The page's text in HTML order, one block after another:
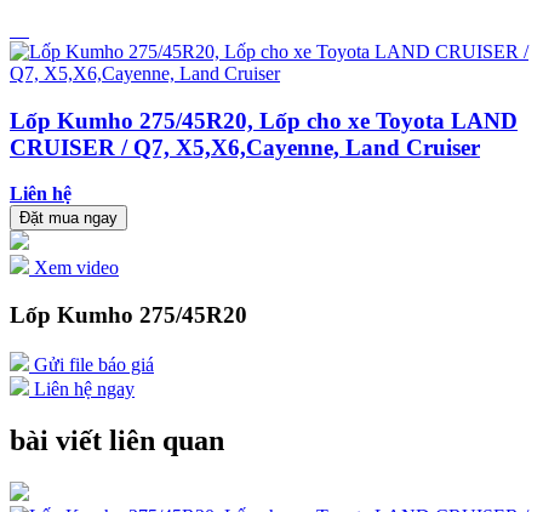
Lốp Kumho 275/45R20, Lốp cho xe Toyota LAND
CRUISER / Q7, X5,X6,Cayenne, Land Cruiser
Liên hệ
Đặt mua ngay
Xem video
Lốp Kumho 275/45R20
Gửi file báo giá
Liên hệ ngay
bài viết liên quan